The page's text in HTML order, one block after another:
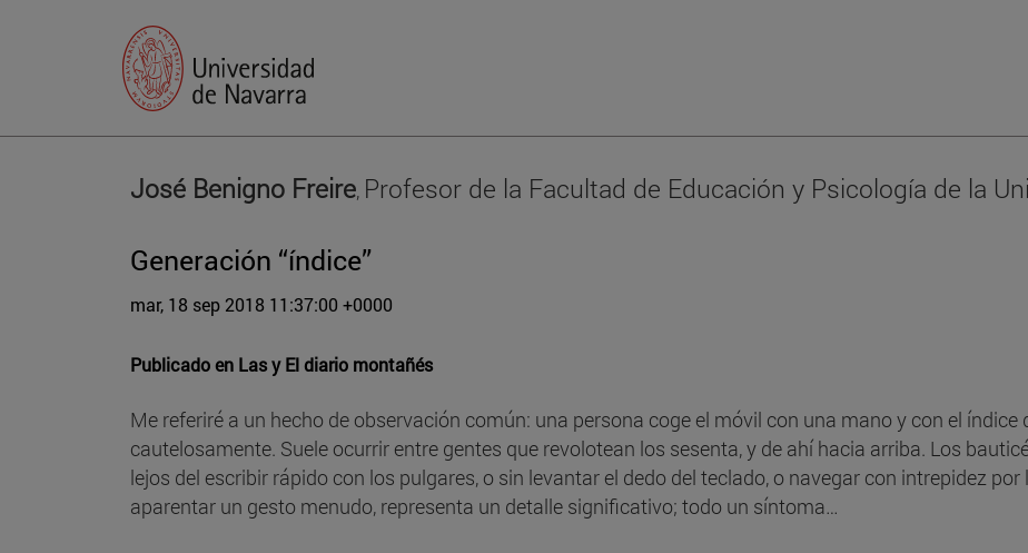
José Benigno Freire, Profesor de la Facultad de Educación y Psicología de la
Generación “índice”
mar, 18 sep 2018 11:37:00 +0000
Publicado en Las y El diario montañés
Me referiré a un hecho de observación común: una persona coge el móvil con una mano y con el
cautelosamente. Suele ocurrir entre gentes que revolotean los sesenta, y de ahí hacia arriba. Los
lejos del escribir rápido con los pulgares, o sin levantar el dedo del teclado, o navegar con intrepidez
aparentar un gesto menudo, representa un detalle significativo; todo un síntoma…